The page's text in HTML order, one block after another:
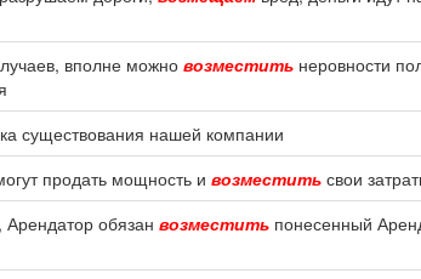
вполне можно возместить неровности
существования нашей компании
продать мощность и возместить свои
обязан возместить понесенный